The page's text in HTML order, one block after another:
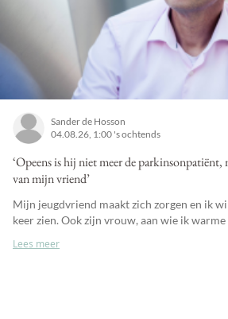
Sander de Hosson
04.08.26, 1:00 's ochtends
‘Opeens is hij niet meer de parkinsonpatiënt,
van mijn vriend’
Mijn jeugdvriend maakt zich zorgen en ik
keer zien. Ook zijn vrouw, aan wie ik
Lees meer